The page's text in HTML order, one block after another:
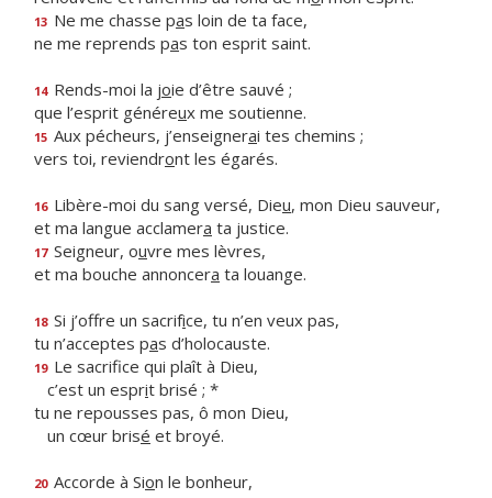
13 Ne me chasse pas loin de ta face,
ne me reprends pas ton esprit saint.
14 Rends-moi la joie d’être sauvé ;
que l’esprit généreux me soutienne.
15 Aux pécheurs, j’enseignerai tes chemins ;
vers toi, reviendront les égarés.
16 Libère-moi du sang versé, Dieu, mon Dieu sauveur,
et ma langue acclamera ta justice.
17 Seigneur, ouvre mes lèvres,
et ma bouche annoncera ta louange.
18 Si j’offre un sacrifice, tu n’en veux pas,
tu n’acceptes pas d’holocauste.
19 Le sacrifice qui plaît à Dieu,
c’est un esprit brisé ; *
tu ne repousses pas, ô mon Dieu,
un cœur brisé et broyé.
20 Accorde à Sion le bonheur,